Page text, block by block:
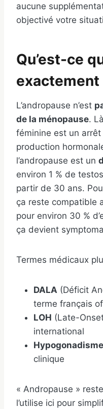
aucune
objectivé votre
Qu’est-ce
exactement
L’andropause n’est
de la ménopause.
féminine est un
production
l’andropause est un
environ 1 % de
partir de 30 ans.
ça reste compatible
pour environ 30 %
ça devient
Termes médicaux
DALA (Déficit
terme français
LOH (Late-
international
clinique
« Andropause »
l’utilise ici pour